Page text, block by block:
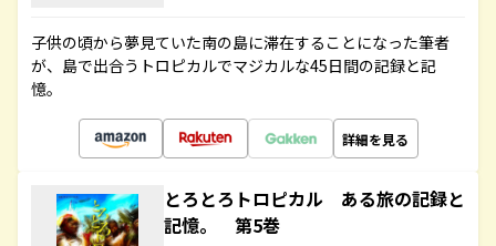
子供の頃から夢見ていた南の島に滞在することになった筆者
が、島で出合うトロピカルでマジカルな45日間の記録と記
憶。
詳細を見る
とろとろトロピカル ある旅の記録と
記憶。 第5巻